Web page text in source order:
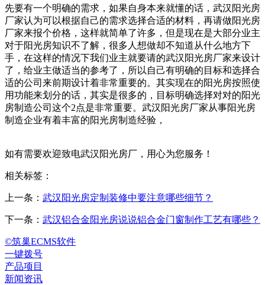
先要有一个明确的需求，如果自身本来就懂的话，武汉阳光房
厂家认为可以根据自己的需求选择合适的材料，再请做阳光房
厂家来报个价格，这样就简单了许多，但是现在是大部分业主
对于阳光房知识不了解，很多人想做却不知道从什么地方下
手，在这样的情况下我们业主就要请的武汉阳光房厂家来设计
了，给业主做适当的参考了，所以自己有明确的目标和选择合
适的公司来前期设计着非常重要的。其实现在的阳光房按照使
用功能来划分的话，其实是很多的，目标明确选择对对的阳光
房制造公司这个2点是非常重要。武汉阳光房厂家从事阳光房
制造企业有着丰富的阳光房制造经验，
如有需要欢迎致电武汉阳光房厂，用心为您服务！
相关标签：
上一条： 武汉阳光房定制装修中要注意哪些细节？
下一条： 武汉铝合金阳光房说说铝合金门窗制作工艺有哪些？
©筑巢ECMS软件
一键拨号
产品项目
新闻资讯